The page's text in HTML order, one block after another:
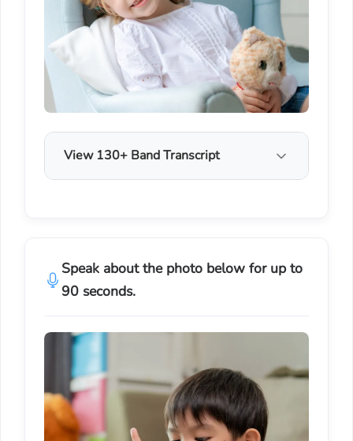
View 130+ Band Transcript
Speak about the photo below for up to
90 seconds.